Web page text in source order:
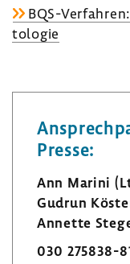
BQS-​
to­logie
Presse:
Ann Marini
Gudrun
Annette
030 275838-​